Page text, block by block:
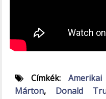
Címkék:
Márton, Donald